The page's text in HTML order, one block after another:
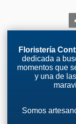
Floristería
dedicada a
momentos que
y una de
Somos